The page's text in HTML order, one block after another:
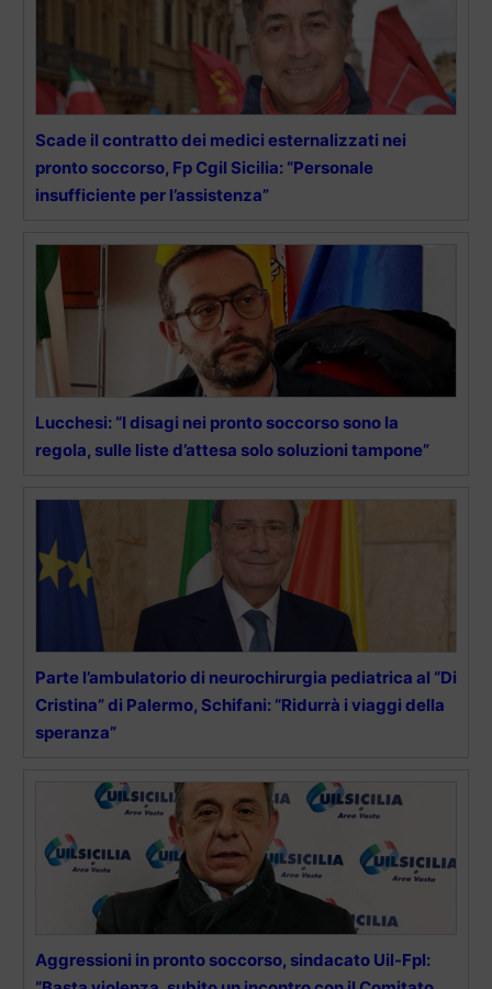
Scade il contratto dei medici esternalizzati nei
pronto soccorso, Fp Cgil Sicilia: “Personale
insufficiente per l’assistenza”
Lucchesi: “I disagi nei pronto soccorso sono la
regola, sulle liste d’attesa solo soluzioni tampone”
Parte l’ambulatorio di neurochirurgia pediatrica al “Di
Cristina” di Palermo, Schifani: “Ridurrà i viaggi della
speranza”
Aggressioni in pronto soccorso, sindacato Uil-Fpl: